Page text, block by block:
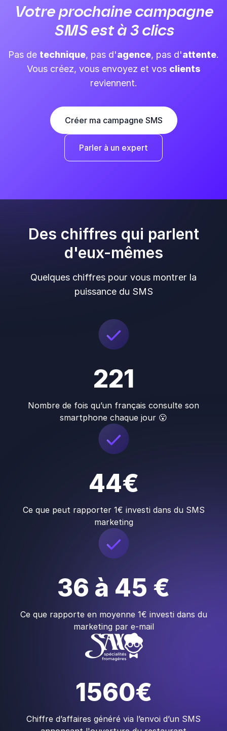
Votre prochaine campagne
SMS est à 3 clics
Pas de technique, pas d'agence, pas d'attente.
Vous créez, vous envoyez et vos clients
reviennent.
Créer ma campagne SMS
Parler à un expert
Des chiffres qui parlent
d'eux-mêmes
Quelques chiffres pour vous montrer la
puissance du SMS
221
Nombre de fois qu’un français consulte son
smartphone chaque jour 😮
44€
Ce que peut rapporter 1€ investi dans du SMS
marketing
36 à 45 €
Ce que rapporte en moyenne 1€ investi dans du
marketing par e-mail
1560€
Chiffre d’affaires généré via l’envoi d’un SMS